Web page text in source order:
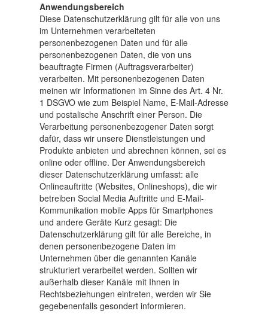
Anwendungsbereich
Diese Datenschutzerklärung gilt für alle von uns
im Unternehmen verarbeiteten
personenbezogenen Daten und für alle
personenbezogenen Daten, die von uns
beauftragte Firmen (Auftragsverarbeiter)
verarbeiten. Mit personenbezogenen Daten
meinen wir Informationen im Sinne des Art. 4 Nr.
1 DSGVO wie zum Beispiel Name, E-Mail-Adresse
und postalische Anschrift einer Person. Die
Verarbeitung personenbezogener Daten sorgt
dafür, dass wir unsere Dienstleistungen und
Produkte anbieten und abrechnen können, sei es
online oder offline. Der Anwendungsbereich
dieser Datenschutzerklärung umfasst: alle
Onlineauftritte (Websites, Onlineshops), die wir
betreiben Social Media Auftritte und E-Mail-
Kommunikation mobile Apps für Smartphones
und andere Geräte Kurz gesagt: Die
Datenschutzerklärung gilt für alle Bereiche, in
denen personenbezogene Daten im
Unternehmen über die genannten Kanäle
strukturiert verarbeitet werden. Sollten wir
außerhalb dieser Kanäle mit Ihnen in
Rechtsbeziehungen eintreten, werden wir Sie
gegebenenfalls gesondert informieren.